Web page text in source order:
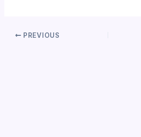
PREVIOUS